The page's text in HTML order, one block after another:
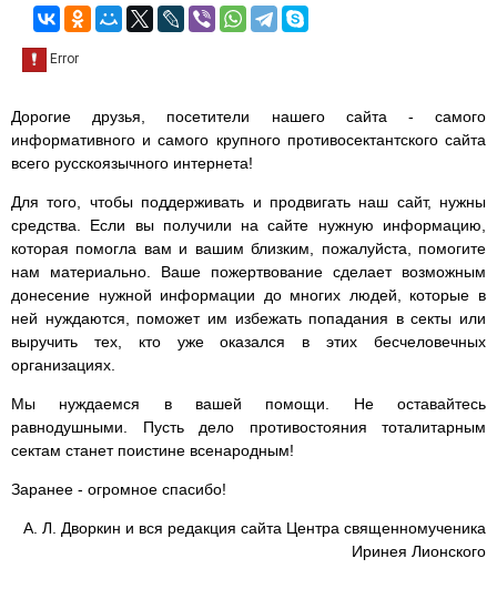
Дорогие друзья, посетители нашего сайта - самого
информативного и самого крупного противосектантского сайта
всего русскоязычного интернета!
Для того, чтобы поддерживать и продвигать наш сайт, нужны
средства. Если вы получили на сайте нужную информацию,
которая помогла вам и вашим близким, пожалуйста, помогите
нам материально. Ваше пожертвование сделает возможным
донесение нужной информации до многих людей, которые в
ней нуждаются, поможет им избежать попадания в секты или
выручить тех, кто уже оказался в этих бесчеловечных
организациях.
Мы нуждаемся в вашей помощи. Не оставайтесь
равнодушными. Пусть дело противостояния тоталитарным
сектам станет поистине всенародным!
Заранее - огромное спасибо!
А. Л. Дворкин и вся редакция сайта Центра священномученика
Иринея Лионского